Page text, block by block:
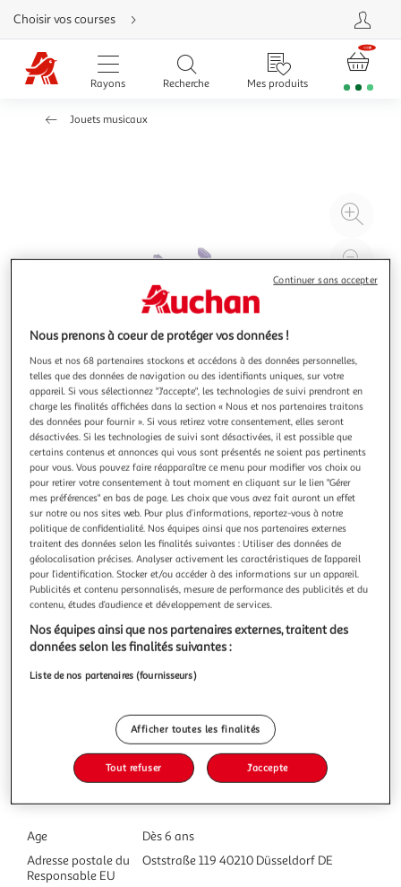
Aller
directement
au
contenu
Aller
directement
Aller
Choisir vos courses
Rayons Recherche Mes produits
Jouets musicaux
à
Illustration
précédente
Illustration
suivante
TONIES
Jeu éducatif Batwheels
La durée de garantie est de 2 ans. Les + de ce modèle
Avantages Figurine aimantée et peinte à la main
Caractéristiques générales Type Jeu éducatif Matériau
Plastique Coloris Multicolore Alimentation Pas
d'alimentation Age Dès 3 ans Valeur éducative Imaginer et
En savoir +
Vous voulez connaître le prix de ce produit ?
Afficher le prix
Caractéristiques
Age
Dès 6 ans
Adresse postale du
Responsable EU
Oststraße 119 40210 Düsseldorf DE
Nous prenons à coeur de protéger vos données !
Nous et nos 68 partenaires stockons et accédons à des données personnelles,
telles que des données de navigation ou des identifiants uniques, sur votre
appareil. Si vous sélectionnez "J'accepte", les technologies de suivi prendront en
charge les finalités affichées dans la section « Nous et nos partenaires traitons
des données pour fournir ». Si vous retirez votre consentement, elles seront
désactivées. Si les technologies de suivi sont désactivées, il est possible que
certains contenus et annonces qui vous sont présentés ne soient pas pertinents
pour vous. Vous pouvez faire réapparaître ce menu pour modifier vos choix ou
pour retirer votre consentement à tout moment en cliquant sur le lien "Gérer
mes préférences" en bas de page. Les choix que vous avez fait auront un effet
sur notre ou nos sites web. Pour plus d’informations, reportez-vous à notre
politique de confidentialité. Nos équipes ainsi que nos partenaires externes
traitent des données selon les finalités suivantes : Utiliser des données de
géolocalisation précises. Analyser activement les caractéristiques de l’appareil
pour l’identification. Stocker et/ou accéder à des informations sur un appareil.
Publicités et contenu personnalisés, mesure de performance des publicités et du
contenu, études d’audience et développement de services.
Nos équipes ainsi que nos partenaires externes, traitent des
données selon les finalités suivantes :
Liste de nos partenaires (fournisseurs)
Afficher toutes les finalités
Tout refuser J'accepte
Continuer sans accepter